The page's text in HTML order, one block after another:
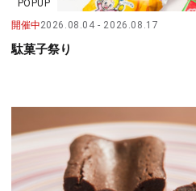
POPUP
開催中2026.08.04 2026.08.17
駄菓子祭り